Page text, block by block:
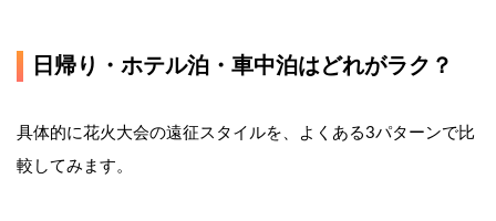
日帰り・ホテル泊・車中泊はどれがラク？
具体的に花火大会の遠征スタイルを、よくある3パターンで比
較してみます。